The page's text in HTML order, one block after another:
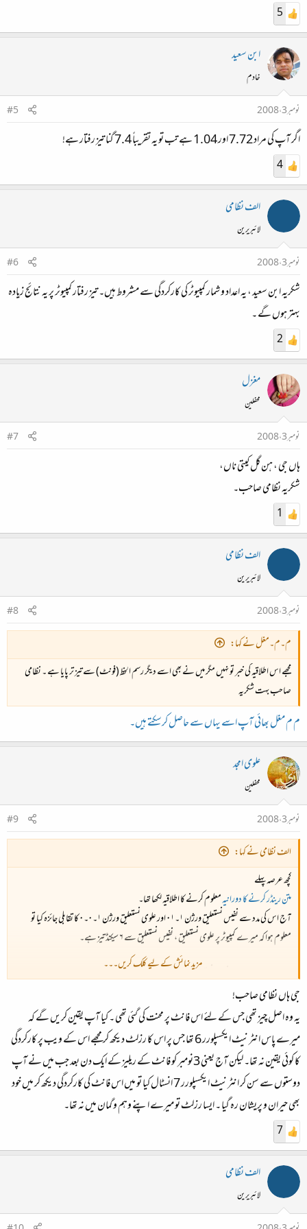
5
ابن سعید
خادم
نومبر 3، 2008
#5
اگر آپ کی مراد 7.72 اور 1.04 ہے تب تو یہ تقریباً 7.4 گنا تیز رفتار ہے!
4
الف نظامی
لائبریرین
نومبر 3، 2008
#6
شکریہ ابن سعید ، یہ اعداد و شمار کمپیوٹر کی کارکردگی سے مشروط ہیں۔ تیز رفتار کمپیوٹر پر یہ نتائج زیادہ
بہتر ہوں گے ۔
2
مغزل
محفلین
نومبر 3، 2008
#7
ہاں جی ، ہن گل کیتی ناں،
شکریہ نظامی صاحب۔
1
الف نظامی
لائبریرین
نومبر 3، 2008
#8
م۔م۔مغل نے کہا:
مجھے اس اطلاقیہ کی خبر تو نہیں مگر میں نے بھی اسے دیگر رسم الخط (فونٹ) سے تیز تر پایا ہے ۔ نظامی
صاحب بہت شکریہ
م م مغل بھائی آپ اسے یہاں سے حاصل کرسکتے ہیں۔
علوی امجد
محفلین
نومبر 3، 2008
#9
الف نظامی نے کہا:
کچھ عرصہ پہلے
متن رینڈر کرنے کا دورانیہمعلوم کرنے کا اطلاقیہ لکھا تھا۔
آج اس کی مدد سے نفیس نستعلیق ورژن ۱۔۰۱ اور علوی نستعلیق ورژن ۱۔۰۔۰ کا تقابلی جائزہ کیا تو
معلوم ہوا کہ میرے کمپیوٹر پر علوی نستعلیق ، نفیس نستعلیق سے ۶ سیکنڈ تیز ہے۔
رینڈرنگ وقت برائے نفیس نستعلیق
7.72 سیکنڈ
رینڈرنگ وقت برائے علوی نستعلیق
1.04 سیکنڈ‌
مزید نمائش کے لیے کلک کریں۔۔۔
جی ہاں نظامی صاحب!
یہ وہ اصل چیز تھی جس کے لئے اس فانٹ پر محنت کی گئی تھی ۔ کیا آپ یقین کریں گے کہ
میرے پاس انٹرنیٹ ایکسپلورر 6 تھا جس پر اس کا رزلٹ دیکھ کر مجھے اس کے ویب پر کارکردگی
کا کوئی یقین نہ تھا۔ لیکن آج یعنی 3نومبر کو فانٹ کے ریلیز کے ایک دن بعد جب میں نے آپ
دوستوں سے سن کر انٹرنیٹ ایکسپلورر 7 انسٹال کیا تو میں اس فانٹ کی کارکردگی دیکھ کر میں خود
بھی حیران و پریشان رہ گیا ۔ ایسا رزلٹ تو میرے اپنے وہم و گمان میں نہ تھا۔
7
الف نظامی
لائبریرین